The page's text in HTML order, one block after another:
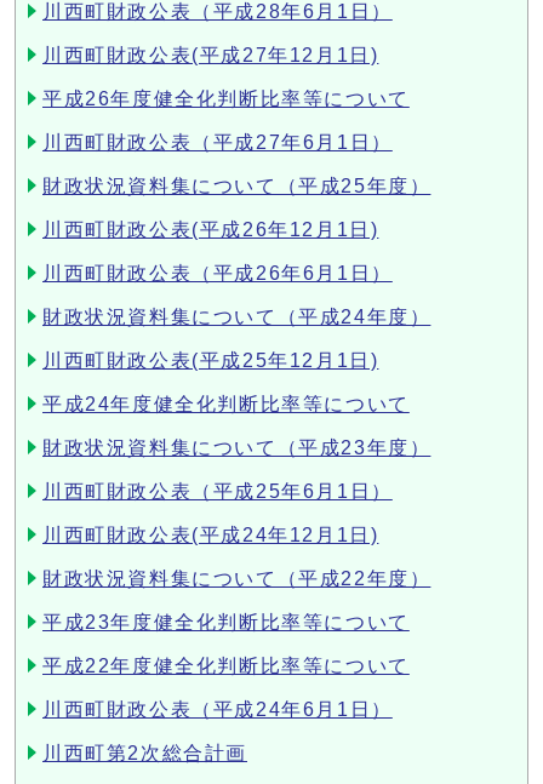
川西町財政公表（平成28年6月1日）
川西町財政公表(平成27年12月1日)
平成26年度健全化判断比率等について
川西町財政公表（平成27年6月1日）
財政状況資料集について（平成25年度）
川西町財政公表(平成26年12月1日)
川西町財政公表（平成26年6月1日）
財政状況資料集について（平成24年度）
川西町財政公表(平成25年12月1日)
平成24年度健全化判断比率等について
財政状況資料集について（平成23年度）
川西町財政公表（平成25年6月1日）
川西町財政公表(平成24年12月1日)
財政状況資料集について（平成22年度）
平成23年度健全化判断比率等について
平成22年度健全化判断比率等について
川西町財政公表（平成24年6月1日）
川西町第2次総合計画